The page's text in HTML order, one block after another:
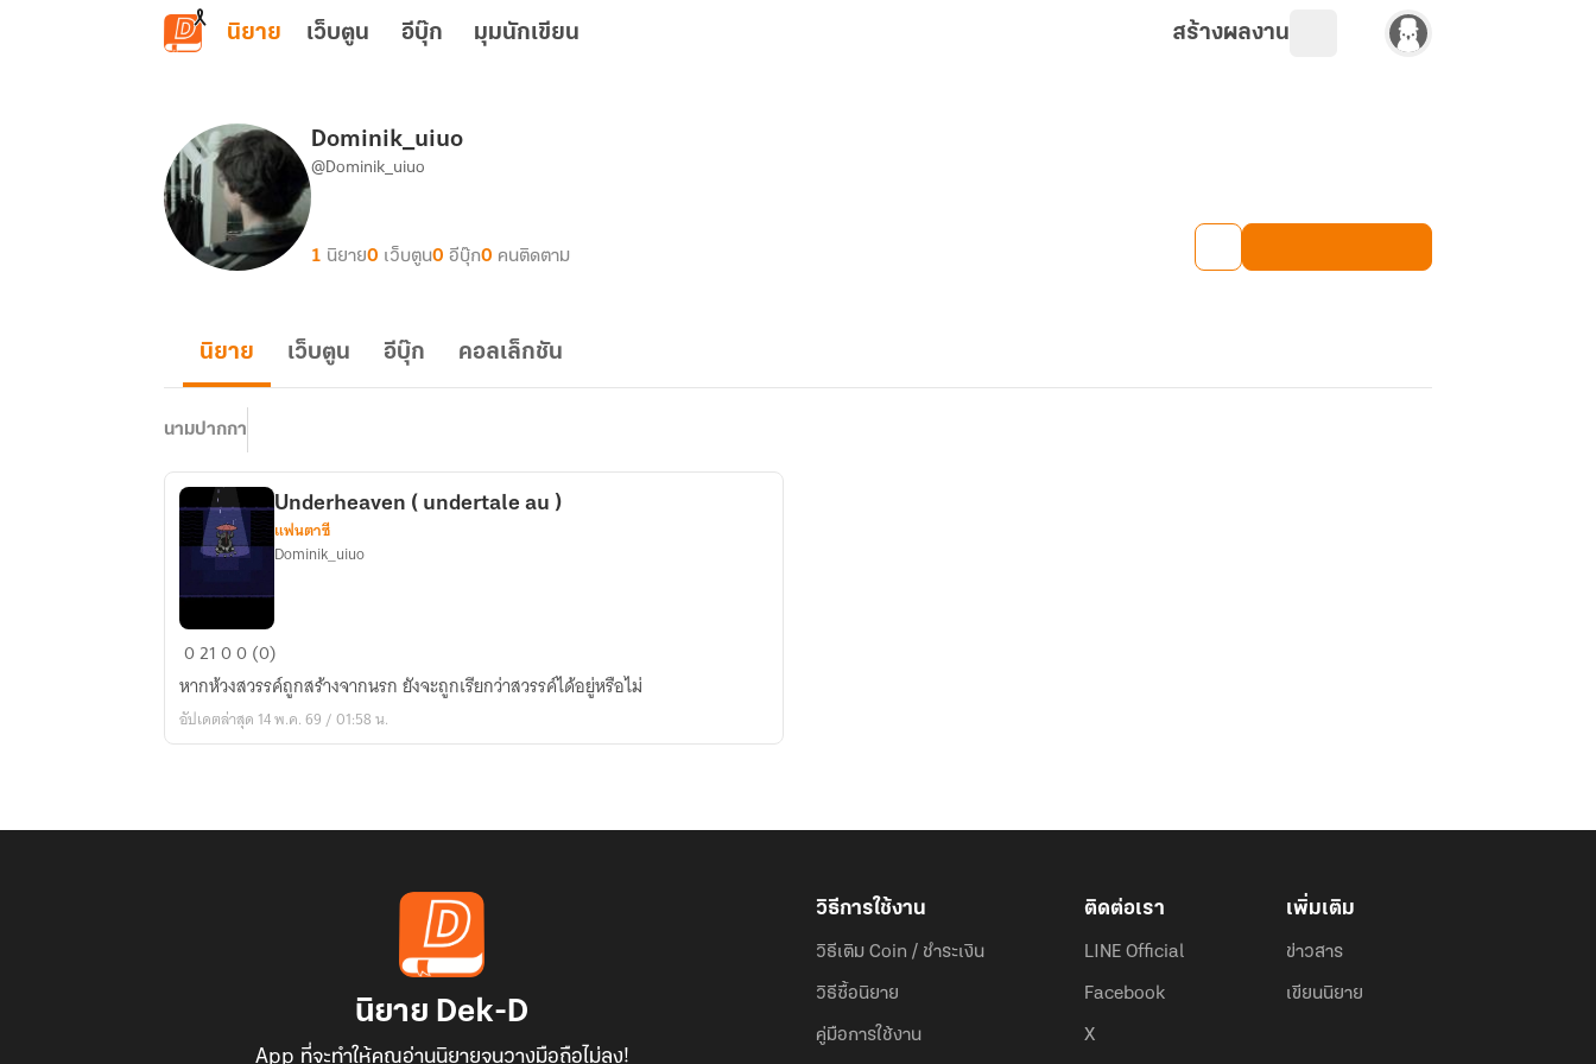
ข้ามไปยังเนื้อหาหลัก
นิยาย เว็บตูน อีบุ๊ก มุมนักเขียน สร้างผลงาน
Dominik_uiuo
@Dominik_uiuo
1 นิยาย0 เว็บตูน0 อีบุ๊ก0 คนติดตาม
นิยาย เว็บตูน อีบุ๊ก คอลเล็กชัน
นามปากกา
Underheaven
undertale
au
Underheaven ( undertale au )
แฟนตาซี
Dominik_uiuo
02100 (0)
หากห้วงสวรรค์ถูกสร้างจากนรก ยังจะถูกเรียกว่าสวรรค์ได้อยู่หรือไม่
อัปเดตล่าสุด 14 พ.ค. 69 / 01:58 น.
นิยาย Dek-D
App ที่จะทำให้คุณอ่านนิยายจนวางมือถือไม่ลง!
วิธีการใช้งาน
วิธีเติม Coin / ชำระเงิน
วิธีซื้อนิยาย
คู่มือการใช้งาน
ติดต่อเรา
LINE Official
Facebook
X
เพิ่มเติม
ข่าวสาร
เขียนนิยาย